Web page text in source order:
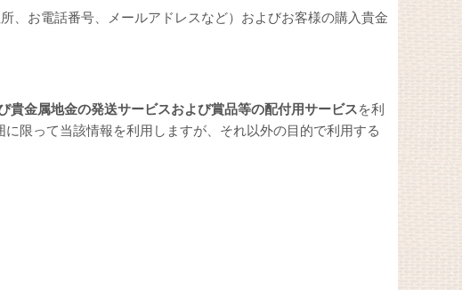
、お電話番号、メールアドレスなど）およびお客様の購入貴金
貴金属地金の発送サービスおよび賞品等の配付用サービスを利
限って当該情報を利用しますが、それ以外の目的で利用する